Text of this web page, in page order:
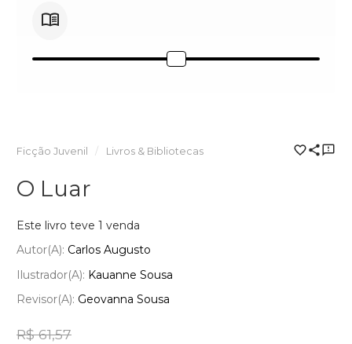
Ficção Juvenil Livros & Bibliotecas
O Luar
Este livro teve 1 venda
Autor(a): Carlos Augusto
Ilustrador(a): Kauanne Sousa
Revisor(a): Geovanna Sousa
R$ 61,57